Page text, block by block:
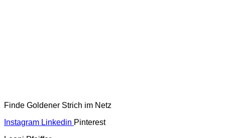
Finde Goldener Strich im Netz
Instagram Linkedin Pinterest